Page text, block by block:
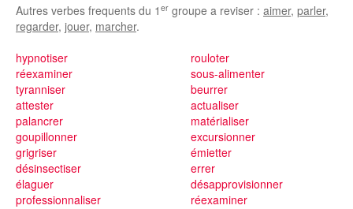
Autres verbes frequents du 1 er groupe a reviser : aimer, parler,
regarder, jouer, marcher.
hypnotiser
réexaminer
tyranniser
attester
palancrer
goupillonner
grigriser
désinsectiser
élaguer
rouloter
sous-alimenter
beurrer
actualiser
matérialiser
excursionner
émietter
errer
désapprovisionner
professionnaliser
réexaminer